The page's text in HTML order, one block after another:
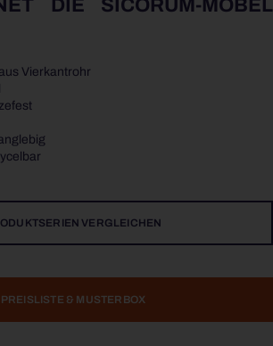
DIE SICORUM-MÖBEL
Vierkantrohr
VERGLEICHEN
PREISLISTE & MUSTERBOX